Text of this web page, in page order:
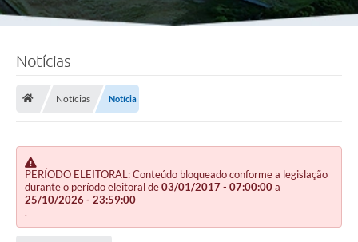
Notícias
Notícias Notícia
PERÍODO ELEITORAL: Conteúdo bloqueado conforme a legislação
durante o período eleitoral de03/01/2017 - 07:00:00a
25/10/2026 - 23:59:00
.